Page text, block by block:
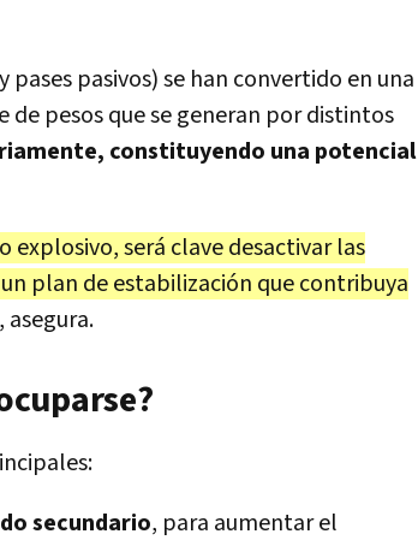
pasivos) se han convertido en una
pesos que se generan por distintos
constituyendo una potencial
explosivo, será clave desactivar las
plan de estabilización que contribuya
, asegura.
secundario, para aumentar el